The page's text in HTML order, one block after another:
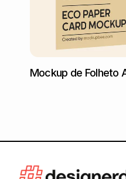
Mockup de Folheto